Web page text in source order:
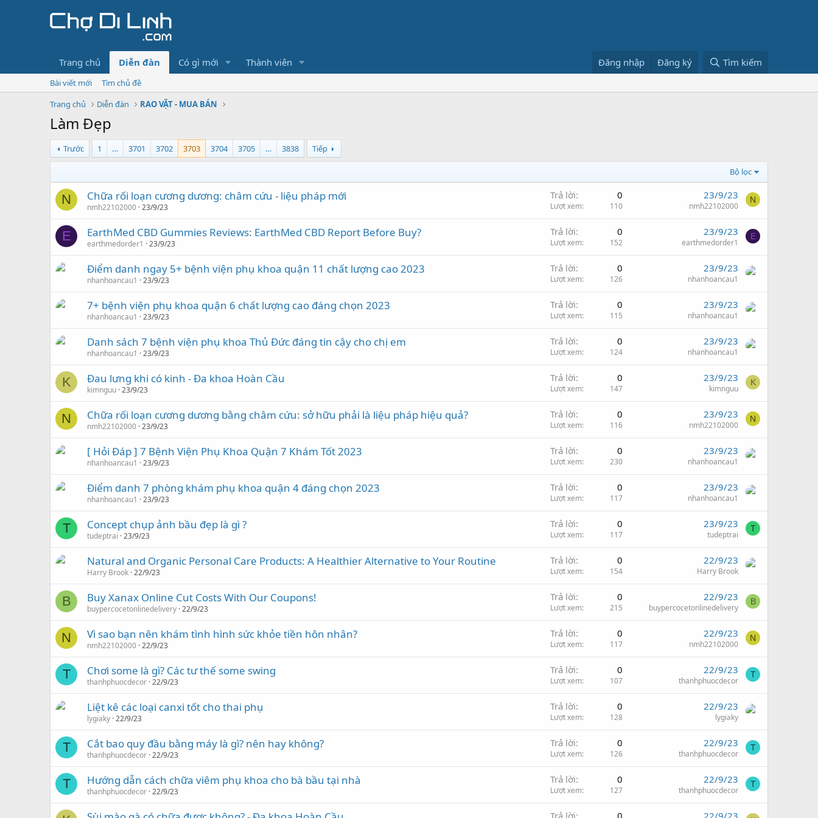
Trang chủ Diễn đàn Có gì mới Thành viên Đăng nhập Đăng ký Tìm kiếm
Bài viết mới
Tìm chủ đề
Trang chủ
Diễn đàn RAO VẶT - MUA BÁN
Làm Đẹp
Trước 1 … 3701 3702 3703 3704 3705 … 3838 Tiếp
Bộ lọc
N Chữa rối loạn cương dương: châm cứu - liệu pháp mới
nmh22102000 23/9/23
Trả lời 0
Lượt xem 110
23/9/23
nmh22102000
N
E EarthMed CBD Gummies Reviews: EarthMed CBD Report Before Buy?
earthmedorder1 23/9/23
Trả lời 0
Lượt xem 152
23/9/23
earthmedorder1
E
Điểm danh ngay 5+ bệnh viện phụ khoa quận 11 chất lượng cao 2023
nhanhoancau1 23/9/23
Trả lời 0
Lượt xem 126
23/9/23
nhanhoancau1
7+ bệnh viện phụ khoa quận 6 chất lượng cao đáng chọn 2023
nhanhoancau1 23/9/23
Trả lời 0
Lượt xem 115
23/9/23
nhanhoancau1
Danh sách 7 bệnh viện phụ khoa Thủ Đức đáng tin cậy cho chị em
nhanhoancau1 23/9/23
Trả lời 0
Lượt xem 124
23/9/23
nhanhoancau1
K Đau lưng khi có kinh - Đa khoa Hoàn Cầu
kimnguu 23/9/23
Trả lời 0
Lượt xem 147
23/9/23
kimnguu
K
N Chữa rối loạn cương dương bằng châm cứu: sở hữu phải là liệu pháp hiệu quả?
nmh22102000 23/9/23
Trả lời 0
Lượt xem 116
23/9/23
nmh22102000
N
[ Hỏi Đáp ] 7 Bệnh Viện Phụ Khoa Quận 7 Khám Tốt 2023
nhanhoancau1 23/9/23
Trả lời 0
Lượt xem 230
23/9/23
nhanhoancau1
Điểm danh 7 phòng khám phụ khoa quận 4 đáng chọn 2023
nhanhoancau1 23/9/23
Trả lời 0
Lượt xem 117
23/9/23
nhanhoancau1
T Concept chụp ảnh bầu đẹp là gì ?
tudeptrai 23/9/23
Trả lời 0
Lượt xem 117
23/9/23
tudeptrai
T
Natural and Organic Personal Care Products: A Healthier Alternative to Your Routine
Harry Brook 22/9/23
Trả lời 0
Lượt xem 154
22/9/23
Harry Brook
B Buy Xanax Online Cut Costs With Our Coupons!
buypercocetonlinedelivery 22/9/23
Trả lời 0
Lượt xem 215
22/9/23
buypercocetonlinedelivery
B
N Vì sao bạn nên khám tình hình sức khỏe tiền hôn nhân?
nmh22102000 22/9/23
Trả lời 0
Lượt xem 117
22/9/23
nmh22102000
N
T Chơi some là gì? Các tư thế some swing
thanhphuocdecor 22/9/23
Trả lời 0
Lượt xem 107
22/9/23
thanhphuocdecor
T
Liệt kê các loại canxi tốt cho thai phụ
lygiaky 22/9/23
Trả lời 0
Lượt xem 128
22/9/23
lygiaky
T Cắt bao quy đầu bằng máy là gì? nên hay không?
thanhphuocdecor 22/9/23
Trả lời 0
Lượt xem 126
22/9/23
thanhphuocdecor
T
T Hướng dẫn cách chữa viêm phụ khoa cho bà bầu tại nhà
thanhphuocdecor 22/9/23
Trả lời 0
Lượt xem 127
22/9/23
thanhphuocdecor
T
Trả lời 0 22/9/23